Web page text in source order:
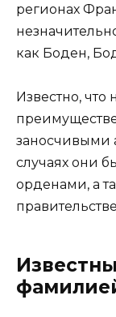
регионах
как Боден,
Известно,
заносчивыми
случаях они
орденами, а